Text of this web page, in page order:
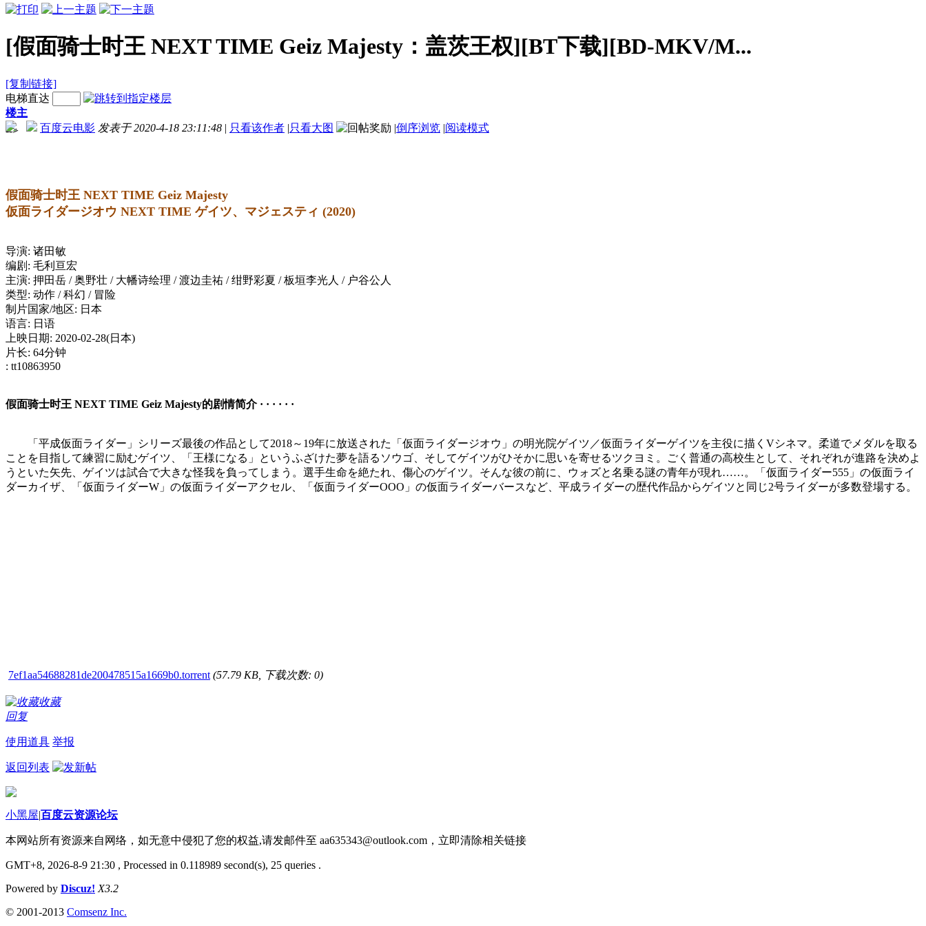
[假面骑士时王 NEXT TIME Geiz Majesty：盖茨王权][BT下载][BD-MKV/M...
[复制链接]
电梯直达
楼主
百度云电影 发表于 2020-4-18 23:11:48 | 只看该作者 |只看大图 |倒序浏览 |阅读模式
-->
假面骑士时王 NEXT TIME Geiz Majesty
仮面ライダージオウ NEXT TIME ゲイツ、マジェスティ (2020)
导演: 诸田敏
编剧: 毛利亘宏
主演: 押田岳 / 奥野壮 / 大幡诗绘理 / 渡边圭祐 / 绀野彩夏 / 板垣李光人 / 户谷公人
类型: 动作 / 科幻 / 冒险
制片国家/地区: 日本
语言: 日语
上映日期: 2020-02-28(日本)
片长: 64分钟
: tt10863950
假面骑士时王 NEXT TIME Geiz Majesty的剧情简介 · · · · · ·
「平成仮面ライダー」シリーズ最後の作品として2018～19年に放送された「仮面ライダージオウ」の明光院ゲイツ／仮面ライダーゲイツを主役に描くVシネマ。柔道でメダルを取る
ことを目指して練習に励むゲイツ、「王様になる」というふざけた夢を語るソウゴ、そしてゲイツがひそかに思いを寄せるツクヨミ。ごく普通の高校生として、それぞれが進路を決めよ
うといた矢先、ゲイツは試合で大きな怪我を負ってしまう。選手生命を絶たれ、傷心のゲイツ。そんな彼の前に、ウォズと名乗る謎の青年が現れ……。「仮面ライダー555」の仮面ライ
ダーカイザ、「仮面ライダーW」の仮面ライダーアクセル、「仮面ライダーOOO」の仮面ライダーバースなど、平成ライダーの歴代作品からゲイツと同じ2号ライダーが多数登場する。
7ef1aa54688281de200478515a1669b0.torrent (57.79 KB, 下载次数: 0)
收藏
回复
使用道具 举报
返回列表
小黑屋|百度云资源论坛
本网站所有资源来自网络，如无意中侵犯了您的权益,请发邮件至 aa635343@outlook.com ，立即清除相关链接
GMT+8, 2026-8-9 21:30 , Processed in 0.118989 second(s), 25 queries .
Powered by Discuz! X3.2
© 2001-2013 Comsenz Inc.